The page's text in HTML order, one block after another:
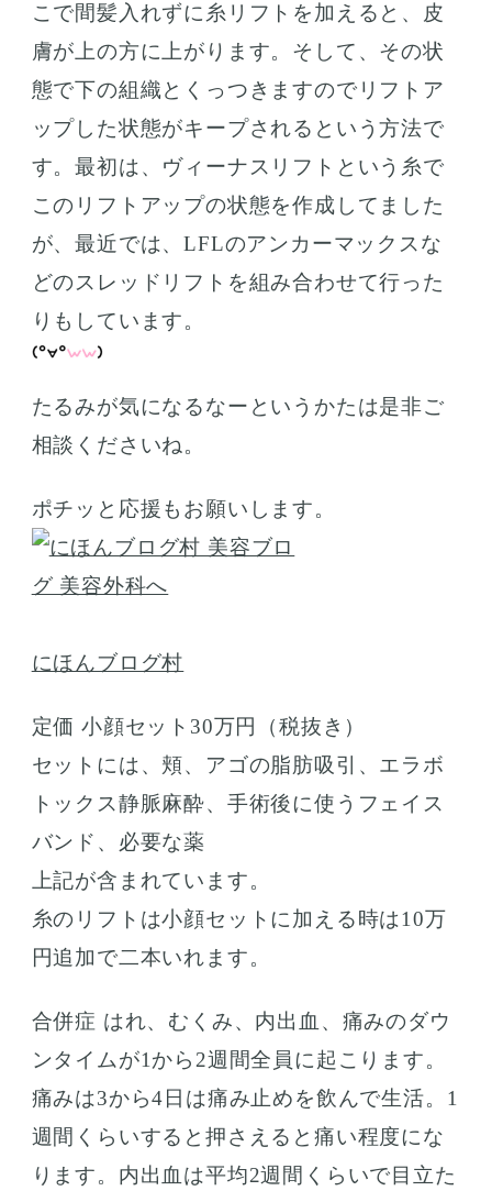
こで間髪入れずに糸リフトを加えると、皮
膚が上の方に上がります。そして、その状
態で下の組織とくっつきますのでリフトア
ップした状態がキープされるという方法で
す。最初は、ヴィーナスリフトという糸で
このリフトアップの状態を作成してました
が、最近では、LFLのアンカーマックスな
どのスレッドリフトを組み合わせて行った
りもしています。
たるみが気になるなーというかたは是非ご
相談くださいね。
ポチッと応援もお願いします。
にほんブログ村
定価 小顔セット30万円（税抜き）
セットには、頬、アゴの脂肪吸引、エラボ
トックス静脈麻酔、手術後に使うフェイス
バンド、必要な薬
上記が含まれています。
糸のリフトは小顔セットに加える時は10万
円追加で二本いれます。
合併症 はれ、むくみ、内出血、痛みのダウ
ンタイムが1から2週間全員に起こります。
痛みは3から4日は痛み止めを飲んで生活。1
週間くらいすると押さえると痛い程度にな
ります。内出血は平均2週間くらいで目立た